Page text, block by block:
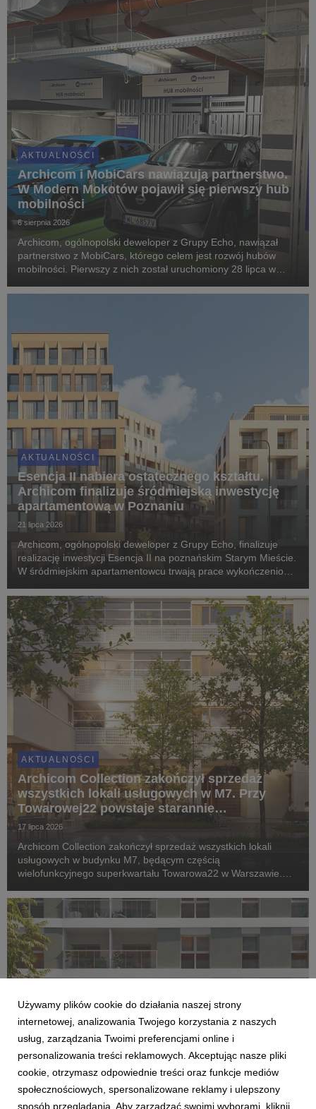
AKTUALNOŚCI
Archicom i MobiCars nawiązują partnerstwo.
W Modern Mokotów pojawił się pierwszy hub
mobilności
6 sierpnia 2026
Archicom, ogólnopolski deweloper z Grupy Echo, nawiązał
partnerstwo z MobiCars, którego celem jest rozwój hubów
mobilności. Pierwszy z nich został uruchomiony 28 lipca w
mogą korzystać z samochodów dostępnych w mod...
AKTUALNOŚCI
Esencja II nabiera ostatecznego kształtu.
Archicom finalizuje śródmiejską inwestycję
apartamentową w Poznaniu
21 lipca 2026
Archicom, ogólnopolski deweloper z Grupy Echo, finalizuje
realizację inwestycji Esencja II na poznańskim Starym Mieście.
W śródmiejskim apartamentowcu trwają prace wykończeniowe
w IV kwartale 2026 roku. Proje...
AKTUALNOŚCI
Archicom Collection zakończył sprzedaż
wszystkich lokali usługowych w M7. Przy
Towarowej22 powstaje starannie
zaprojektowany ekosystem
17 lipca 2026
Archicom Collection zakończył sprzedaż wszystkich lokali
usługowych w budynku M7, będącym częścią
wielofunkcyjnego superkwartału Towarowa22 w Warszawie.
roku, wkracza w kolejny etap – komercjalizację przestrzeni...
AKTUALNOŚCI
Archicom rozpoczyna sprzedaż Swobodna
Living we Wrocławiu. Nowa inwestycja
Używamy plików cookie do działania naszej strony
internetowej, analizowania Twojego korzystania z naszych
usług, zarządzania Twoimi preferencjami online i
personalizowania treści reklamowych. Akceptując nasze pliki
cookie, otrzymasz odpowiednie treści oraz funkcje mediów
społecznościowych, spersonalizowane reklamy i ulepszony
sposób przeglądania. Aby zarządzać swoimi wyborami, kliknij